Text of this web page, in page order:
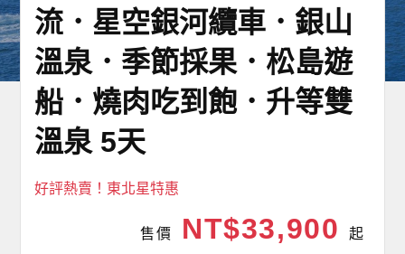
流．星空銀河纜車．銀山
溫泉．季節採果．松島遊
船．燒肉吃到飽．升等雙
溫泉 5天
好評熱賣！東北星特惠
售價 NT$33,900 起